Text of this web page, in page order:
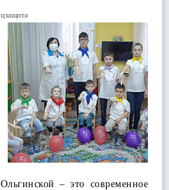
– это современное